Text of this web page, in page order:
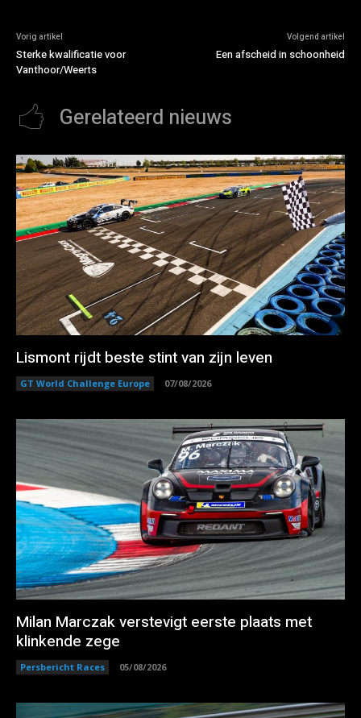
Vorig artikel
Sterke kwalificatie voor
Vanthoor/Weerts
Volgend artikel
Een afscheid in schoonheid
Gerelateerd nieuws
Lismont rijdt beste stint van zijn leven
GT World Challenge Europe 07/08/2026
Milan Marczak verstevigt eerste plaats met
klinkende zege
Persbericht Races 05/08/2026